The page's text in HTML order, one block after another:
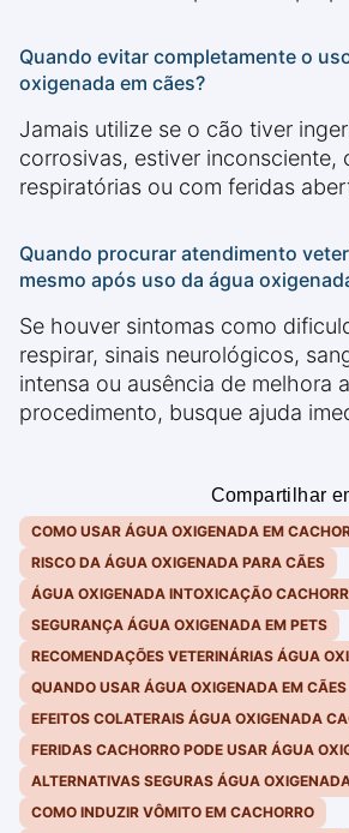
Quando evitar completamente o
oxigenada em cães?
Jamais utilize se o cão tiver
corrosivas, estiver inconsciente,
respiratórias ou com feridas
Quando procurar atendimento
mesmo após uso da água
Se houver sintomas como
respirar, sinais neurológicos,
intensa ou ausência de melhora
procedimento, busque ajuda
Compartilhar
COMO USAR ÁGUA OXIGENADA EM
RISCO DA ÁGUA OXIGENADA PARA CÃES
ÁGUA OXIGENADA INTOXICAÇÃO
SEGURANÇA ÁGUA OXIGENADA EM PETS
RECOMENDAÇÕES VETERINÁRIAS ÁGUA
QUANDO USAR ÁGUA OXIGENADA EM CÃES
EFEITOS COLATERAIS ÁGUA OXIGENADA
FERIDAS CACHORRO PODE USAR ÁGUA
ALTERNATIVAS SEGURAS ÁGUA
COMO INDUZIR VÔMITO EM CACHORRO